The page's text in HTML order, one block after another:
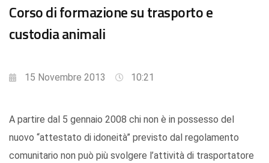
Corso di formazione su trasporto e
custodia animali
15 Novembre 2013 10:21
A partire dal 5 gennaio 2008 chi non è in possesso del
nuovo “attestato di idoneità” previsto dal regolamento
comunitario non può più svolgere l’attività di trasportatore